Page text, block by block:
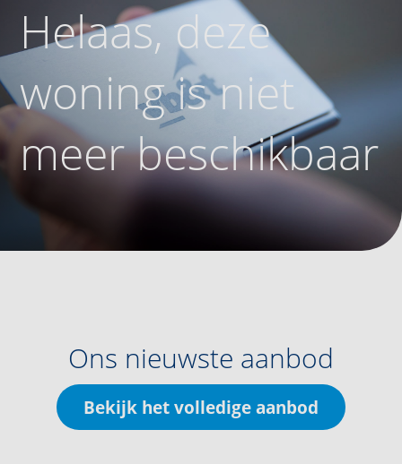
Helaas, deze
woning is niet
meer beschikbaar
Ons nieuwste aanbod
Bekijk het volledige aanbod